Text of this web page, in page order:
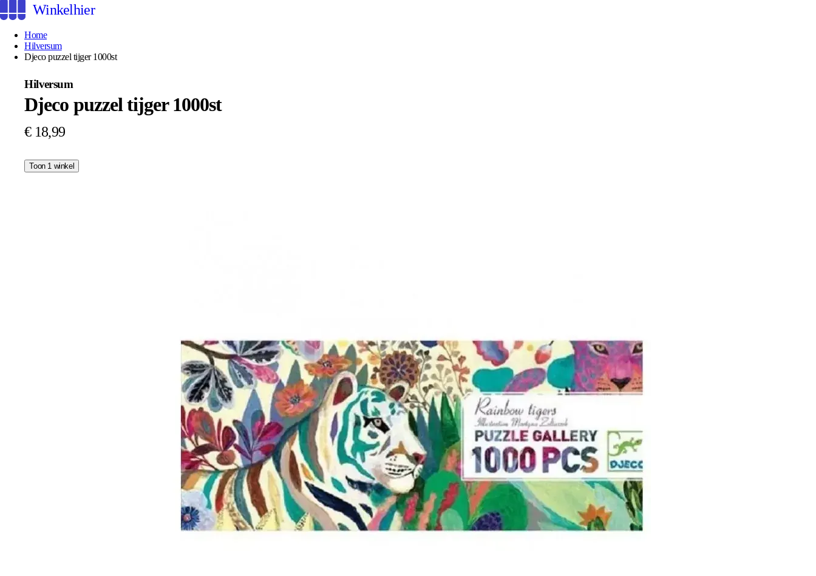
Winkelhier
Home
Hilversum
Djeco puzzel tijger 1000st
Hilversum
Djeco puzzel tijger 1000st
€ 18,99
Toon 1 winkel